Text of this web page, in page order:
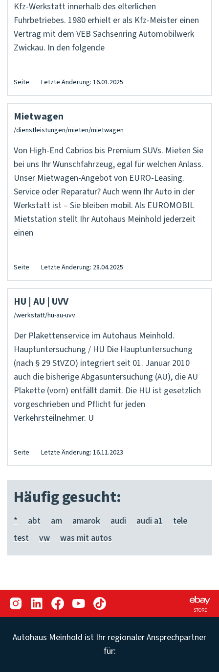
Kfz-Werkstatt innerhalb des elterlichen
Fuhrbetriebes. 1980 erhielt er als Kfz-Meister einen
Vertrag mit dem VEB Sachsenring Automobilwerk
Zwickau. In den folgende
Seite Letzte Änderung: 16.01.2025
Mietwagen
Von High-End Cabrios bis Premium SUVs. Mieten Sie
bei uns Ihr Wunschfahrzeug, egal für welchen Anlass.
Unser Mietwagen-Angebot von EURO-Leasing.
Service oder Reparatur? Auch wenn Ihr Auto in der
Werkstatt ist – Sie bleiben mobil. Als EUROMOBIL
Mietstation stellt Ihr Autohaus Meinhold jederzeit
einen
Seite Letzte Änderung: 28.04.2025
HU | AU | UVV
Der Plakettenservice im Autohaus Meinhold.
Hauptuntersuchung / HU Die Hauptuntersuchung
(nach § 29 StVZO) integriert seit 01. Januar 2010
auch die bisherige Abgasuntersuchung (AU), die AU
Plakette (vorn) entfällt damit. Die HU ist gesetzlich
vorgeschrieben und Pflicht für jeden
Verkehrsteilnehmer. U
Seite Letzte Änderung: 16.11.2023
Häufig gesucht:
* abt am amarok audi audi a1
tele
test
vw was mit autos
STORE
Autohaus Meinhold ist Ihr regionaler Ansprechpartner
für: